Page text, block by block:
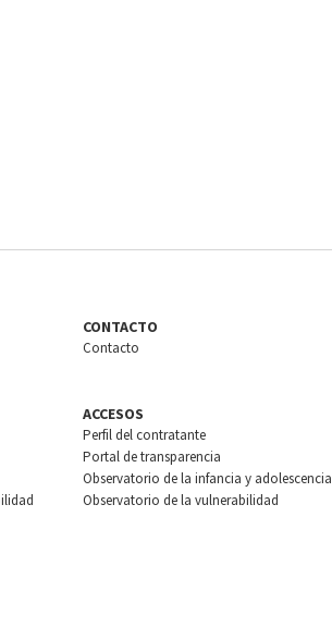
CONTACTO
Contacto
ACCESOS
Perfil del contratante
Portal de transparencia
Observatorio de la infancia y adolescencia
Observatorio de la vulnerabilidad